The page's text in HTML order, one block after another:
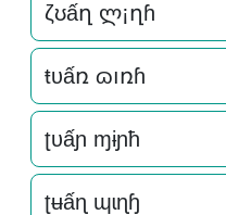
ζʊấղ ლ¡ղɦ
ŧυấռ ɷıռɦ
ʈυấɲ ɱɨɲħ
ʈʉấɳ ɰɩɳɧ